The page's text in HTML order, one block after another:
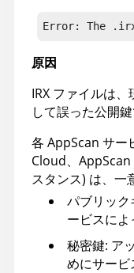
Error: The
原因
IRX ファイルは、
して誤った公開
各 AppScan サー
Cloud、 AppScan
スタンス) は、一
パブリック
ービスによ
秘密鍵: ア
めにサービ